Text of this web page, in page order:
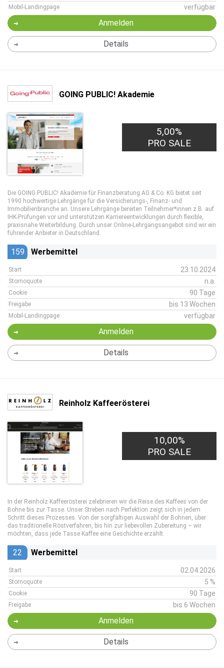
Mobil-Landingpage verfügbar
Anmelden
Details
GOING PUBLIC! Akademie
10,00€
PRO LEAD
5,00%
PRO SALE
Die GOING PUBLIC! Akademie für Finanzberatung AG & Co. KG bietet seit
1990 hochwertige Lehrgänge für die Versicherungs-, Finanz- und
Immobilienbranche an. Unsere Lehrgänge bereiten Teilnehmer*innen z.B. auf
IHK-Prüfungen vor und unterstützen Karriereentwicklungen durch flexible,
praxisnahe Weiterbildung. Durch unser Online-Lehrgangsangebot sind wir ein
führender Anbieter in Deutschland.
159 Werbemittel
Start 23.10.2024
Stornoquote n.a.
Cookie 90 Tage
Freigabe bis 13 Wochen
Mobil-Landingpage verfügbar
Anmelden
Details
Reinholz Kaffeerösterei
10,00%
PRO SALE
In der Reinholz Kaffeerösterei zelebrieren wir die Reise des Kaffees von der
Bohne bis zur Tasse. Unser Streben nach Perfektion zeigt sich in jedem
Schritt dieses Prozesses. Von der sorgfältigen Auswahl der Bohnen, über
das traditionelle Röstverfahren, bis hin zur liebevollen Zubereitung – wir
möchten, dass jede Tasse Kaffee eine Geschichte erzählt.
22 Werbemittel
Start 02.04.2026
Stornoquote 5 %
Cookie 90 Tage
Freigabe bis 6 Wochen
Anmelden
Details